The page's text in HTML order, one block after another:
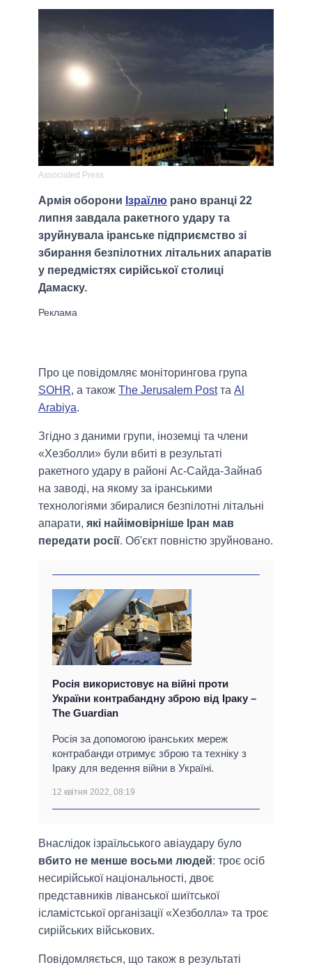
Associated Press
Армія оборони Ізраїлю рано вранці 22
липня завдала ракетного удару та
зруйнувала іранське підприємство зі
збирання безпілотних літальних апаратів
у передмістях сирійської столиці
Дамаску.
Про це повідомляє моніторингова група
SOHR, а також The Jerusalem Postта Al
Arabiya.
Згідно з даними групи, іноземці та члени
«Хезболли» були вбиті в результаті
ракетного удару в районі Ас-Сайда-Зайнаб
на заводі, на якому за іранськими
технологіями збиралися безпілотні літальні
апарати, які найімовірніше Іран мав
передати росії. Об'єкт повністю зруйновано.
Росія використовує на війні проти
України контрабандну зброю від Іраку –
The Guardian
Росія за допомогою іранських мереж
контрабанди отримує зброю та техніку з
Іраку для ведення війни в Україні.
12 квітня 2022, 08:19
Внаслідок ізраїльського авіаудару було
вбито не менше восьми людей: троє осіб
несирійської національності, двоє
представників ліванської шиїтської
ісламістської організації «Хезболла» та троє
сирійських військових.
Повідомляється, що також в результаті